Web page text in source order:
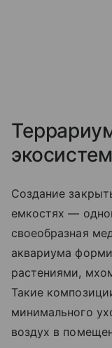
Создание
емкостях —
своеобразная
аквариума
растениями,
Такие
минимального
воздух в